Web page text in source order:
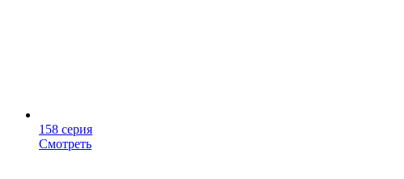
158 серия
Смотреть